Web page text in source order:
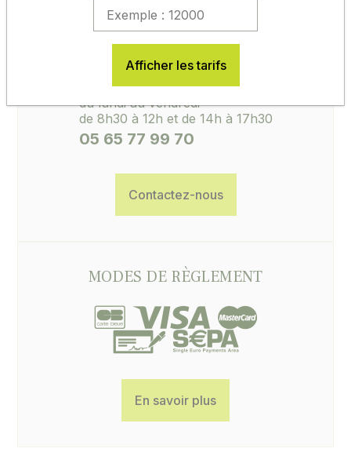
ACCUEIL, CONSEILS, SAV
du lundi au vendredi
de 8h30 à 12h et de 14h à 17h30
05 65 77 99 70
Contactez-nous
MODES DE RÈGLEMENT
En savoir plus
Afficher les tarifs